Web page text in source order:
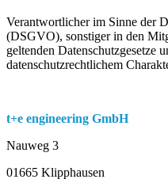
Verantwortlicher im Sinne der
(DSGVO), sonstiger in den
geltenden Datenschutzgesetze
datenschutzrechtlichem
t+e engineering GmbH
Nauweg 3
01665 Klipphausen